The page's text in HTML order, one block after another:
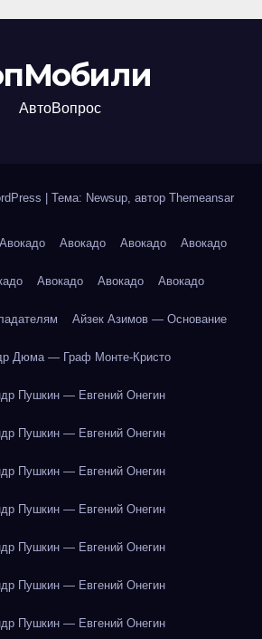
АвтоВопрос
Тема: Newsup, автор Themeansar
Авокадо Авокадо Авокадо Авокадо
Авокадо Авокадо Авокадо
Айзек Азимов — Основание
Дюма — Граф Монте-Кристо
Пушкин — Евгений Онегин
Пушкин — Евгений Онегин
Пушкин — Евгений Онегин
Пушкин — Евгений Онегин
Пушкин — Евгений Онегин
Пушкин — Евгений Онегин
Пушкин — Евгений Онегин